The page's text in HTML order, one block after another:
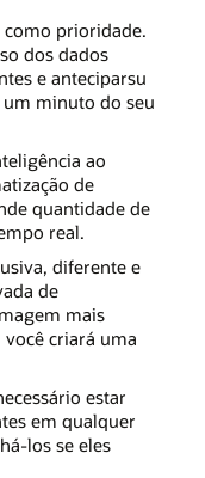
prioridade.
dos dados
e anteciparsu
um minuto do seu
ao
de
quantidade de
real.
diferente e
de
mais
criará uma
estar
em qualquer
los se eles